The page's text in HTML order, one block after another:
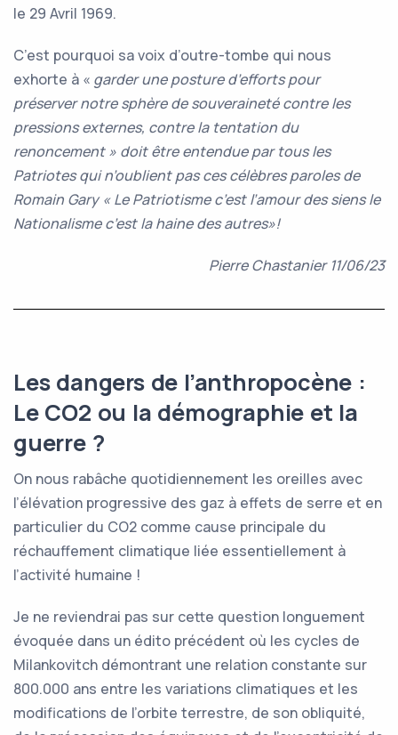
le 29 Avril 1969.
C’est pourquoi sa voix d’outre-tombe qui nous
exhorte à « garder une posture d’efforts pour
préserver notre sphère de souveraineté contre les
pressions externes, contre la tentation du
renoncement » doit être entendue par tous les
Patriotes qui n’oublient pas ces célèbres paroles de
Romain Gary « Le Patriotisme c’est l’amour des siens le
Nationalisme c’est la haine des autres»!
Pierre Chastanier 11/06/23
Les dangers de l’anthropocène :
Le CO2 ou la démographie et la
guerre ?
On nous rabâche quotidiennement les oreilles avec
l’élévation progressive des gaz à effets de serre et en
particulier du CO2 comme cause principale du
réchauffement climatique liée essentiellement à
l’activité humaine !
Je ne reviendrai pas sur cette question longuement
évoquée dans un édito précédent où les cycles de
Milankovitch démontrant une relation constante sur
800.000 ans entre les variations climatiques et les
modifications de l’orbite terrestre, de son obliquité,